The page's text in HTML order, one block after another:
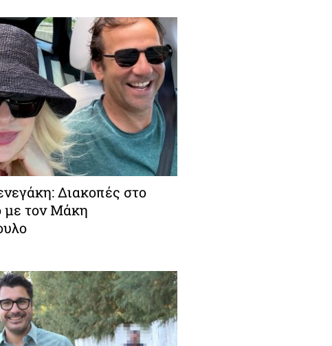
Διακοπές στο
με τον Μάκη